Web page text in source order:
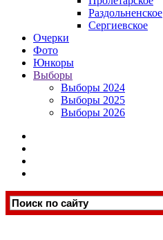
Раздольненское
Сергиевское
Очерки
Фото
Юнкоры
Выборы
Выборы 2024
Выборы 2025
Выборы 2026